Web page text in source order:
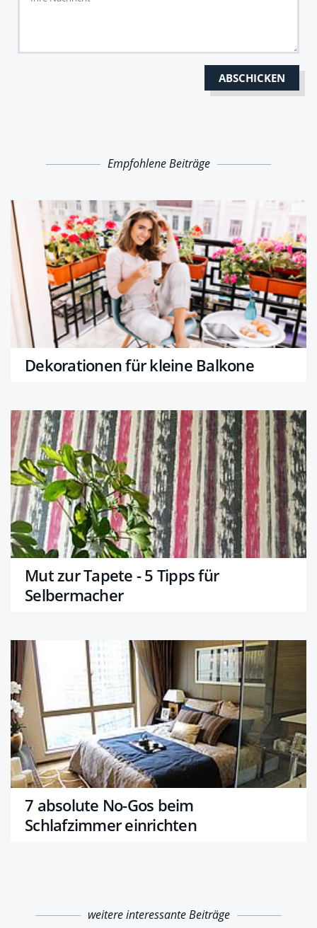
Empfohlene Beiträge
Dekorationen für kleine Balkone
Mut zur Tapete - 5 Tipps für
Selbermacher
7 absolute No-Gos beim
Schlafzimmer einrichten
weitere interessante Beiträge